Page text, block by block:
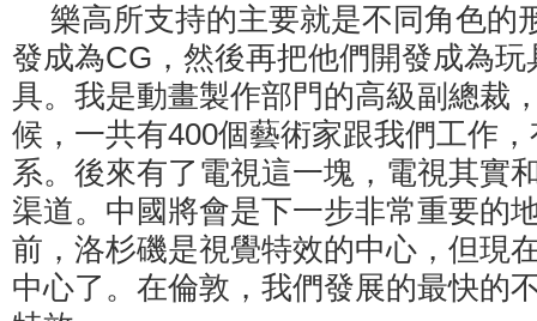
樂高所支持的主要就是不同角色的
發成為CG，然後再把他們開發成為
具。我是動畫製作部門的高級副總裁
候，一共有400個藝術家跟我們工作
系。後來有了電視這一塊，電視其實
渠道。中國將會是下一步非常重要的
前，洛杉磯是視覺特效的中心，但現
中心了。在倫敦，我們發展的最快的